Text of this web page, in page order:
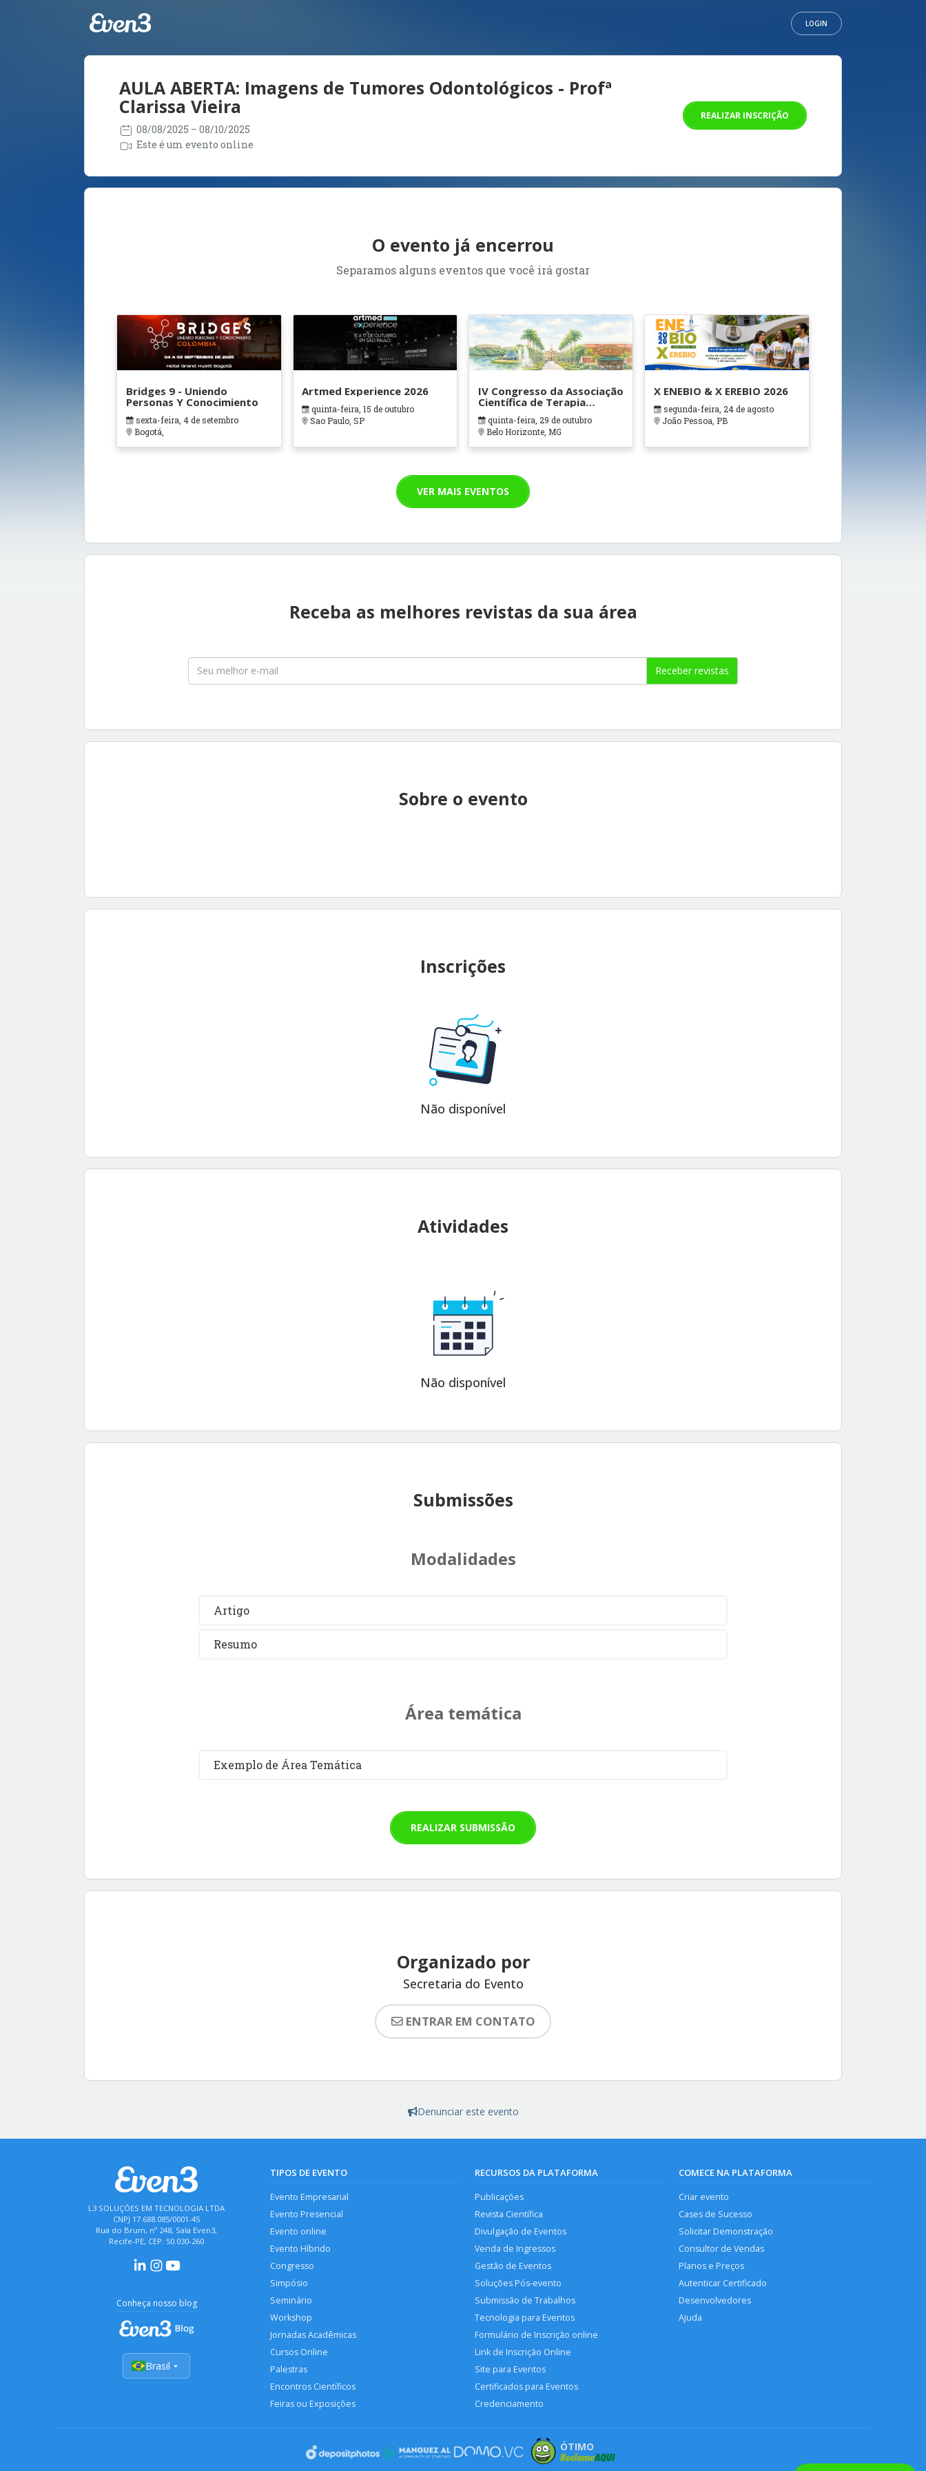
LOGIN
AULA ABERTA: Imagens de Tumores Odontológicos - Profª
Clarissa Vieira
08/08/2025 – 08/10/2025
Este é um evento online
REALIZAR INSCRIÇÃO
O evento já encerrou
Separamos alguns eventos que você irá gostar
Bridges 9 - Uniendo
Personas Y Conocimiento
sexta-feira, 4 de setembro
Bogotá,
Artmed Experience 2026
quinta-feira, 15 de outubro
Sao Paulo, SP
IV Congresso da Associação
Científica de Terapia
Ocupacional em Contextos
Hospitalares e Cuidados
Paliativos - ATOHOSP
quinta-feira, 29 de outubro
Belo Horizonte, MG
X ENEBIO & X EREBIO 2026
segunda-feira, 24 de agosto
João Pessoa, PB
VER MAIS EVENTOS
Receba as melhores revistas da sua área
Receber revistas
Sobre o evento
Inscrições
Não disponível
Atividades
Não disponível
Submissões
Modalidades
Artigo
Resumo
Área temática
Exemplo de Área Temática
REALIZAR SUBMISSÃO
Organizado por
Secretaria do Evento
ENTRAR EM CONTATO
Denunciar este evento
L3 SOLUÇÕES EM TECNOLOGIA LTDA
CNPJ 17.688.085/0001-45
Rua do Brum, nº 248, Sala Even3,
Recife-PE, CEP: 50.030-260
Conheça nosso blog
Brasil
TIPOS DE EVENTO
Evento Empresarial
Evento Presencial
Evento online
Evento Híbrido
Congresso
Simpósio
Seminário
Workshop
Jornadas Acadêmicas
Cursos Online
Palestras
Encontros Científicos
Feiras ou Exposições
RECURSOS DA PLATAFORMA
Publicações
Revista Científica
Divulgação de Eventos
Venda de Ingressos
Gestão de Eventos
Soluções Pós-evento
Submissão de Trabalhos
Tecnologia para Eventos
Formulário de Inscrição online
Link de Inscrição Online
Site para Eventos
Certificados para Eventos
Credenciamento
COMECE NA PLATAFORMA
Criar evento
Cases de Sucesso
Solicitar Demonstração
Consultor de Vendas
Planos e Preços
Autenticar Certificado
Desenvolvedores
Ajuda
ÓTIMO